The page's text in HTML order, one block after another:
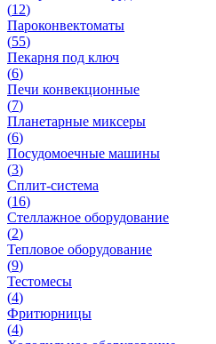
(12)
Пароконвектоматы
(55)
Пекарня под ключ
(6)
Печи конвекционные
(7)
Планетарные миксеры
(6)
Посудомоечные машины
(3)
Сплит-система
(16)
Стеллажное оборудование
(2)
Тепловое оборудование
(9)
Тестомесы
(4)
Фритюрницы
(4)